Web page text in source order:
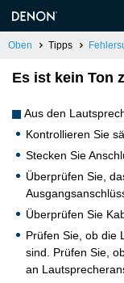
Oben Tipps
Es ist kein Ton
Aus den
Kontrollieren Sie
Stecken Sie
Überprüfen Sie,
Überprüfen Sie
Prüfen Sie, ob die
sind. Prüfen Sie,
an